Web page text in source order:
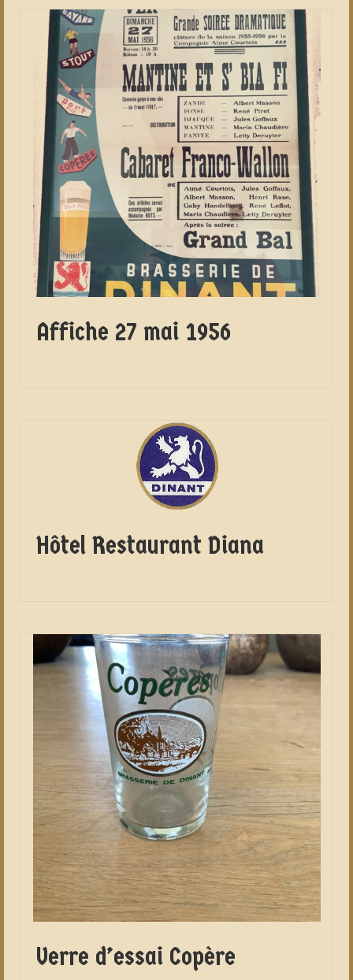
Affiche 27 mai 1956
Hôtel Restaurant Diana
Verre d’essai Copère